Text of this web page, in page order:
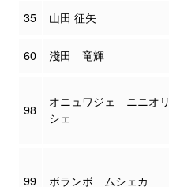
35 山田 征矢
60 淺田 竜輝
98
オニュワジェ ニニオリ
シェ
99 ボランボ ムシェカ